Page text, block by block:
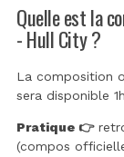
Quelle est la
- Hull City ?
La composition
sera disponible
Pratique 👉
(compos